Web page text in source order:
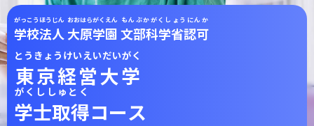
学校法人
がっこうほうじん
大原学園
おおはらがくえん
文部科学省認可
もんぶかがくしょうにんか
東京経営大学
とうきょうけいえいだいがく
学士取得
がくししゅとく
コース